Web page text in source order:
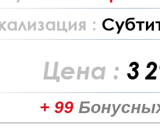
:
Цена : 3
+ 99